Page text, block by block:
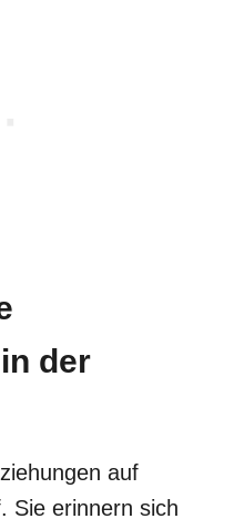
der
auf
Sie erinnern sich